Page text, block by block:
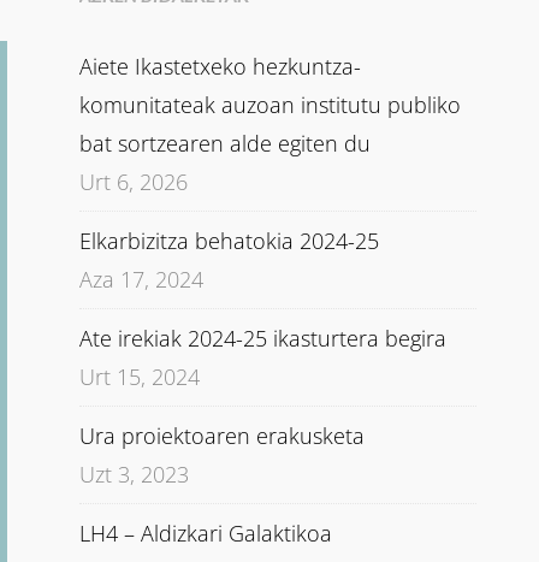
Aiete Ikastetxeko hezkuntza-
komunitateak auzoan institutu publiko
bat sortzearen alde egiten du
Urt 6, 2026
Elkarbizitza behatokia 2024-25
Aza 17, 2024
Ate irekiak 2024-25 ikasturtera begira
Urt 15, 2024
Ura proiektoaren erakusketa
Uzt 3, 2023
LH4 – Aldizkari Galaktikoa